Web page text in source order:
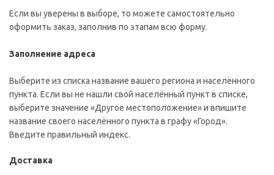
Если вы уверены в выборе, то можете самостоятельно
оформить заказ, заполнив по этапам всю форму.
Заполнение адреса
Выберите из списка название вашего региона и населённого
пункта. Если вы не нашли свой населённый пункт в списке,
выберите значение «Другое местоположение» и впишите
название своего населённого пункта в графу «Город».
Введите правильный индекс.
Доставка